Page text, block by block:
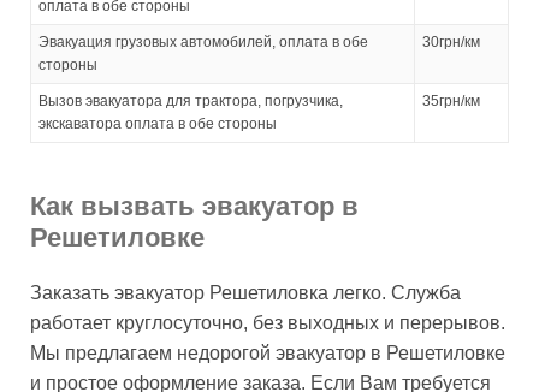
оплата в обе стороны
Эвакуация грузовых автомобилей, оплата в обе
стороны
30грн/км
Вызов эвакуатора для трактора, погрузчика,
экскаватора оплата в обе стороны
35грн/км
Как вызвать эвакуатор в
Решетиловке
Заказать эвакуатор Решетиловка легко. Служба
работает круглосуточно, без выходных и перерывов.
Мы предлагаем недорогой эвакуатор в Решетиловке
и простое оформление заказа. Если Вам требуется